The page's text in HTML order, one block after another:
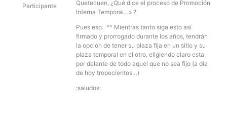
Participante
Quetecuen, ¿Qué dice el proceso de Promoción
Interna Temporal…» ?
Pues eso. ^^ Mientras tanto siga esto así
firmado y prorrogado durante los años, tendrán
la opción de tener su plaza fija en un sitio y su
plaza temporal en el otro, eligiendo claro esta,
por delante de todo aquel que no sea fijo (a día
de hoy tropecientos…)
:saludos: